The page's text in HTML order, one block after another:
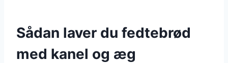
Sådan laver du fedtebrød
med kanel og æg